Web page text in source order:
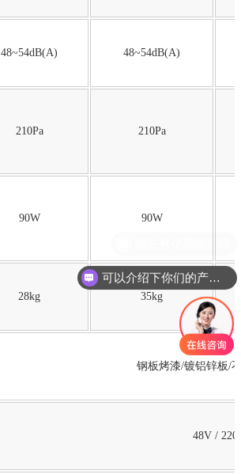
48~54dB(A) 48~54dB(A)
210Pa 210Pa
90W 90W
28kg 35kg
钢板烤漆/镀铝锌板/
48V /
可以介绍下你们的产品么